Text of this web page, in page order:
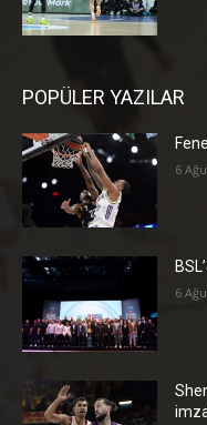
POPÜLER YAZILAR
6
6